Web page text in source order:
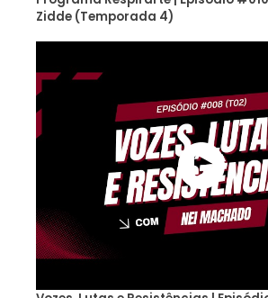
Zidde (Temporada 4)